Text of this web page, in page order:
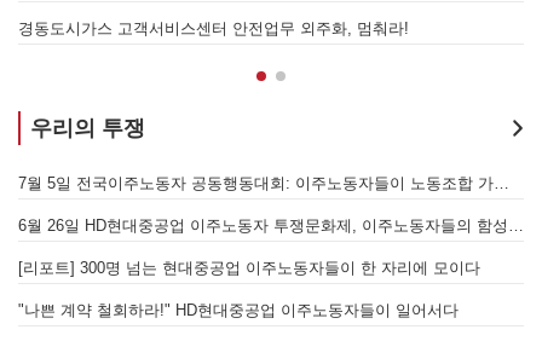
경동도시가스 고객서비스센터 안전업무 외주화, 멈춰라!
우리의 투쟁
7월 5일 전국이주노동자 공동행동대회: 이주노동자들이 노동조합 가입을 선언하다
6월 26일 HD현대중공업 이주노동자 투쟁문화제, 이주노동자들의 함성과 노랫소리가 울산 동구 앞바다에 울려 퍼지다!
[리포트] 300명 넘는 현대중공업 이주노동자들이 한 자리에 모이다
"나쁜 계약 철회하라!" HD현대중공업 이주노동자들이 일어서다